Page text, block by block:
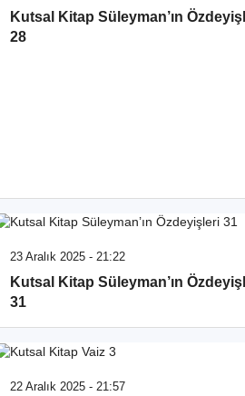
Kutsal Kitap Süleyman’ın
28
23 Aralık 2025 - 21:22
Kutsal Kitap Süleyman’ın
31
22 Aralık 2025 - 21:57